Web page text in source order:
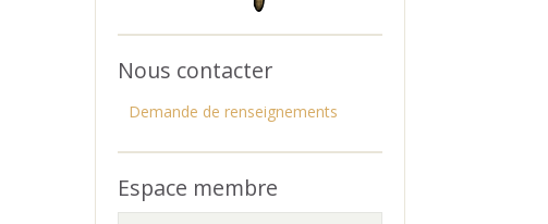
Nous contacter
Demande de renseignements
Espace membre